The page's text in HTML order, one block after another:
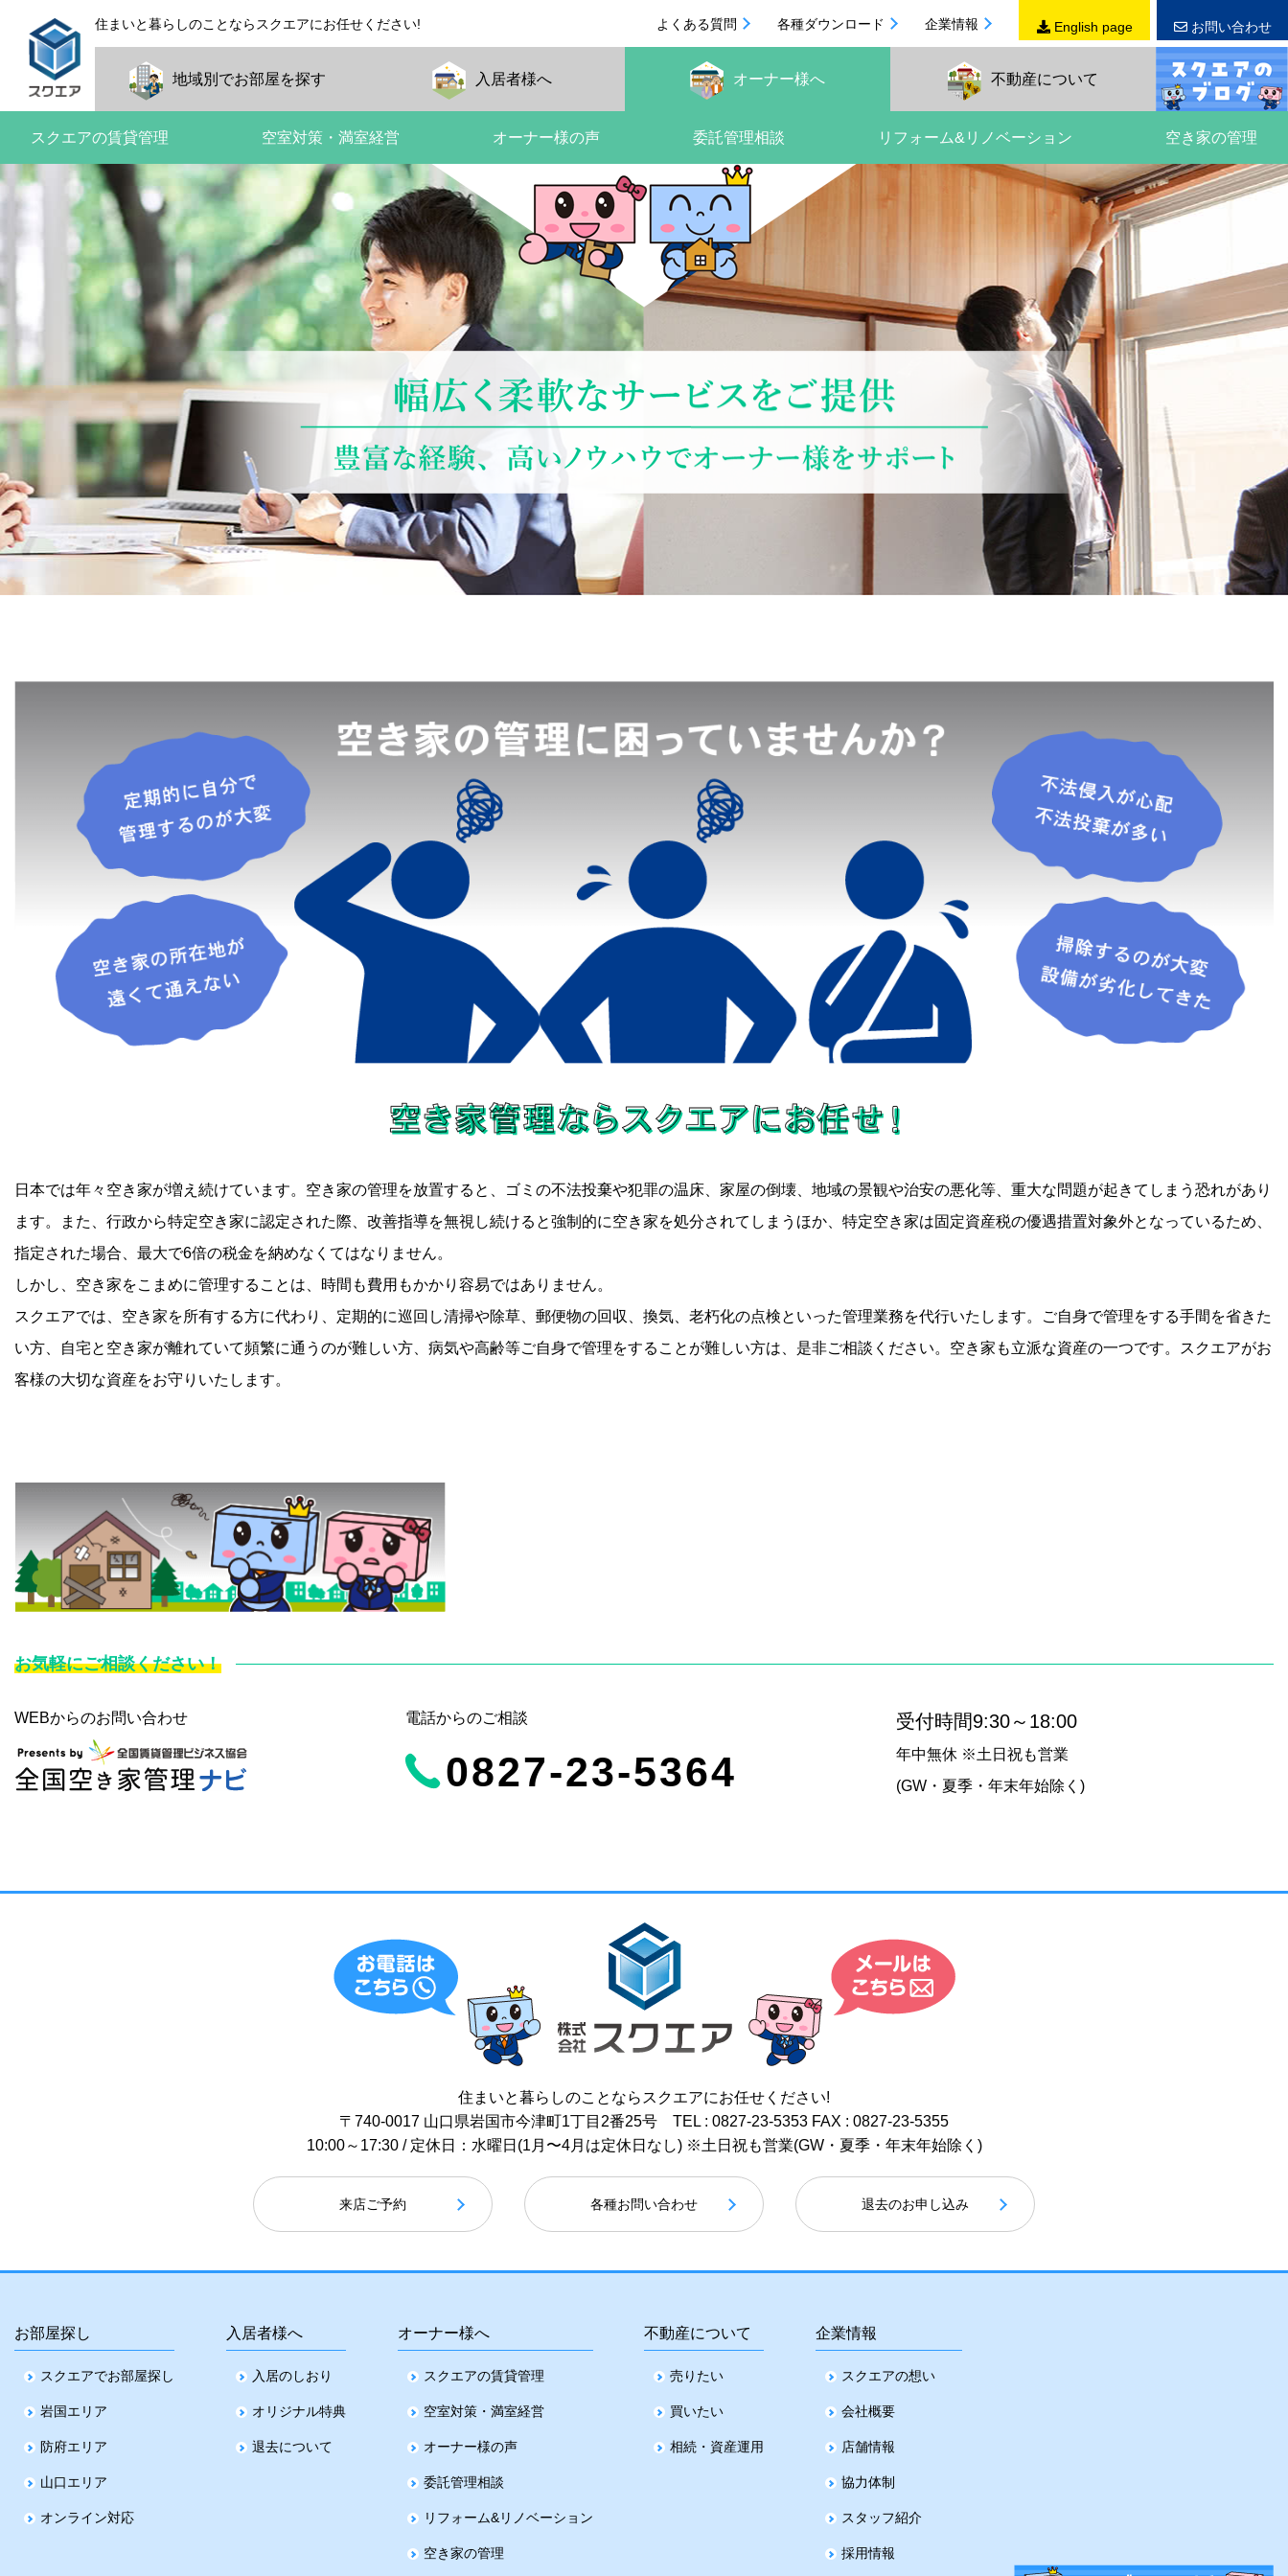
住まいと暮らしのことならスクエアにお任せください! よくある質問 各種ダウンロード 企業情報 English page お問い合わせ
地域別でお部屋を探す 入居者様へ オーナー様へ
スクエアの賃貸管理 空室対策・満室経営 オーナー様の声 委託管理相談 リフォーム&リノベーション 空き家の管理
不動産について
日本では年々空き家が増え続けています。空き家の管理を放置すると、ゴミの不法投棄や犯罪の温床、家屋の倒壊、地域の景観や治安の悪化等、重大な問題が起きてしまう恐れがあり
ます。また、行政から特定空き家に認定された際、改善指導を無視し続けると強制的に空き家を処分されてしまうほか、特定空き家は固定資産税の優遇措置対象外となっているため、
指定された場合、最大で6倍の税金を納めなくてはなりません。
しかし、空き家をこまめに管理することは、時間も費用もかかり容易ではありません。
スクエアでは、空き家を所有する方に代わり、定期的に巡回し清掃や除草、郵便物の回収、換気、老朽化の点検といった管理業務を代行いたします。ご自身で管理をする手間を省きた
い方、自宅と空き家が離れていて頻繁に通うのが難しい方、病気や高齢等ご自身で管理をすることが難しい方は、是非ご相談ください。空き家も立派な資産の一つです。スクエアがお
客様の大切な資産をお守りいたします。
お気軽にご相談ください！
WEBからのお問い合わせ 電話からのご相談
0827-23-5364
受付時間9:30～18:00
年中無休 ※土日祝も営業
(GW・夏季・年末年始除く)
住まいと暮らしのことなら スクエアにお任せください!
〒740-0017 山口県岩国市今津町1丁目2番25号 TEL : 0827-23-5353 FAX : 0827-23-5355
10:00～17:30 / 定休日：水曜日(1月〜4月は定休日なし) ※土日祝も営業(GW・夏季・年末年始除く)
来店ご予約 各種お問い合わせ 退去のお申し込み
お部屋探し
スクエアでお部屋探し
岩国エリア
防府エリア
山口エリア
オンライン対応
入居者様へ
入居のしおり
オリジナル特典
退去について
オーナー様へ
スクエアの賃貸管理
空室対策・満室経営
オーナー様の声
委託管理相談
リフォーム&リノベーション
空き家の管理
不動産について
売りたい
買いたい
相続・資産運用
企業情報
スクエアの想い
会社概要
店舗情報
協力体制
スタッフ紹介
採用情報